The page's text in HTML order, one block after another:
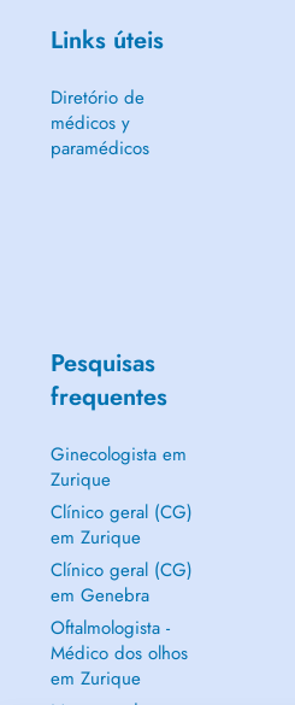
Links úteis
Diretório de
médicos y
paramédicos
Pesquisas
frequentes
Ginecologista em
Zurique
Clínico geral (CG)
em Zurique
Clínico geral (CG)
em Genebra
Oftalmologista -
Médico dos olhos
em Zurique